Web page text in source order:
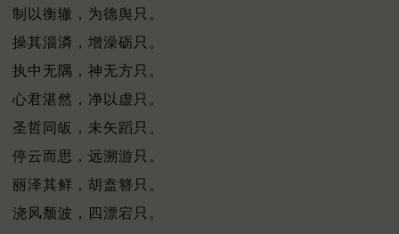
制以衡辙，为德舆只。
操其淄潾，增澡砺只。
执中无隅，神无方只。
心君湛然，净以虚只。
圣哲同皈，未矢蹈只。
停云而思，远溯游只。
丽泽其鲜，胡盍簪只。
浇风颓波，四漂宕只。